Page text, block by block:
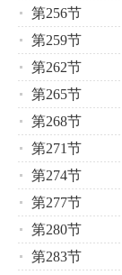
第256节
第259节
第262节
第265节
第268节
第271节
第274节
第277节
第280节
第283节